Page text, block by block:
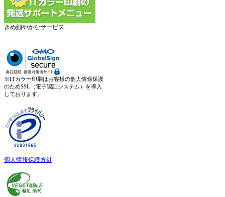
きめ細やかなサービス
※ITカラー印刷はお客様の個人情報保護
のためSSL（電子認証システム）を導入
しております。
個人情報保護方針